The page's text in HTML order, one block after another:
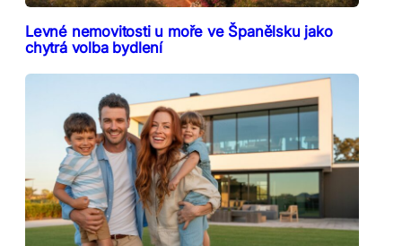
Levné nemovitosti u moře ve Španělsku jako
chytrá volba bydlení